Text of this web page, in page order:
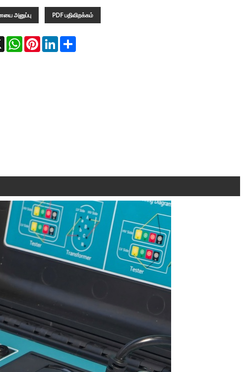
அனுப்பு PDF பதிவிறக்கம்
X WhatsApp
PinterestLinkedIn